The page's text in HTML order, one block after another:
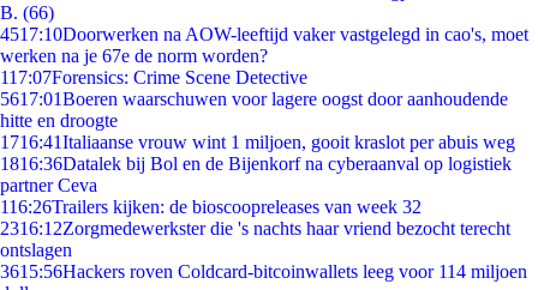
B. (66)
4517:10Doorwerken na AOW-leeftijd vaker vastgelegd in cao's, moet
werken na je 67e de norm worden?
117:07Forensics: Crime Scene Detective
5617:01Boeren waarschuwen voor lagere oogst door aanhoudende
hitte en droogte
1716:41Italiaanse vrouw wint 1 miljoen, gooit kraslot per abuis weg
1816:36Datalek bij Bol en de Bijenkorf na cyberaanval op logistiek
partner Ceva
116:26Trailers kijken: de bioscoopreleases van week 32
2316:12Zorgmedewerkster die 's nachts haar vriend bezocht terecht
ontslagen
3615:56Hackers roven Coldcard-bitcoinwallets leeg voor 114 miljoen